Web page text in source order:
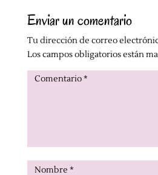
Enviar un comentario
Tu dirección de correo
Los campos obligatorios están